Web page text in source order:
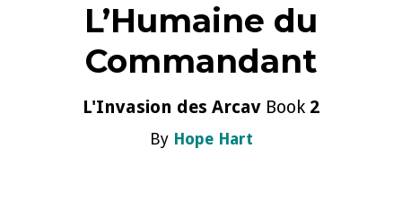
romanticsL’Humaine du
Commandant
L'Invasion des Arcav Book 2
By Hope Hart